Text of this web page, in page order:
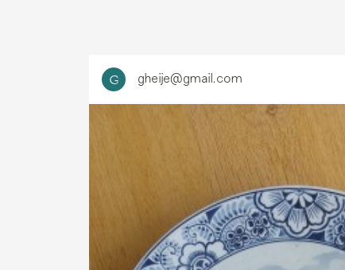
G gheije@gmail.com